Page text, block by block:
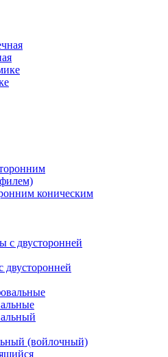
коническим
(войлочный)